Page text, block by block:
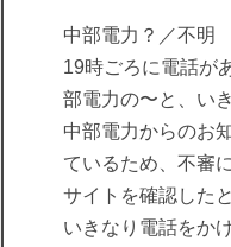
中部電力？／不明
19時ごろに電話が
部電力の〜と、い
中部電力からのお
ているため、不審
サイトを確認した
いきなり電話をか